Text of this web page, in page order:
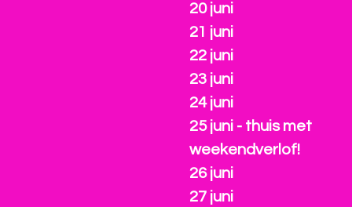
20 juni
21 juni
22 juni
23 juni
24 juni
25 juni - thuis met
weekendverlof!
26 juni
27 juni